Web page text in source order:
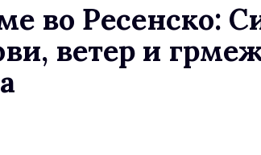
во Ресенско:
ветер и